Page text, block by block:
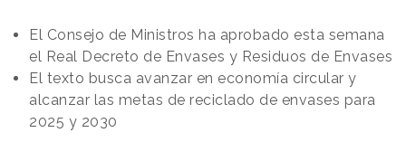
El Consejo de Ministros ha aprobado esta semana
el Real Decreto de Envases y Residuos de Envases
El texto busca avanzar en economía circular y
alcanzar las metas de reciclado de envases para
2025 y 2030